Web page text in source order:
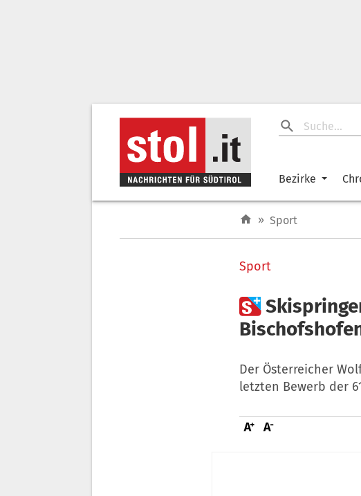
Bezirke
» Sport
Sport

Der Österreicher
letzten Bewerb der